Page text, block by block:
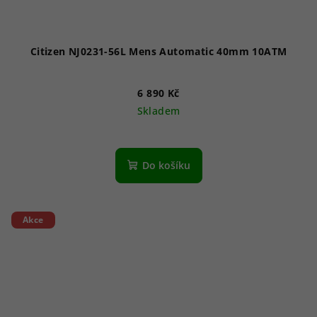
Citizen NJ0231-56L Mens Automatic 40mm 10ATM
6 890 Kč
Skladem
Do košíku
Akce